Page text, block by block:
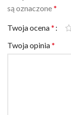
są oznaczone *
Twoja ocena *
Twoja opinia *